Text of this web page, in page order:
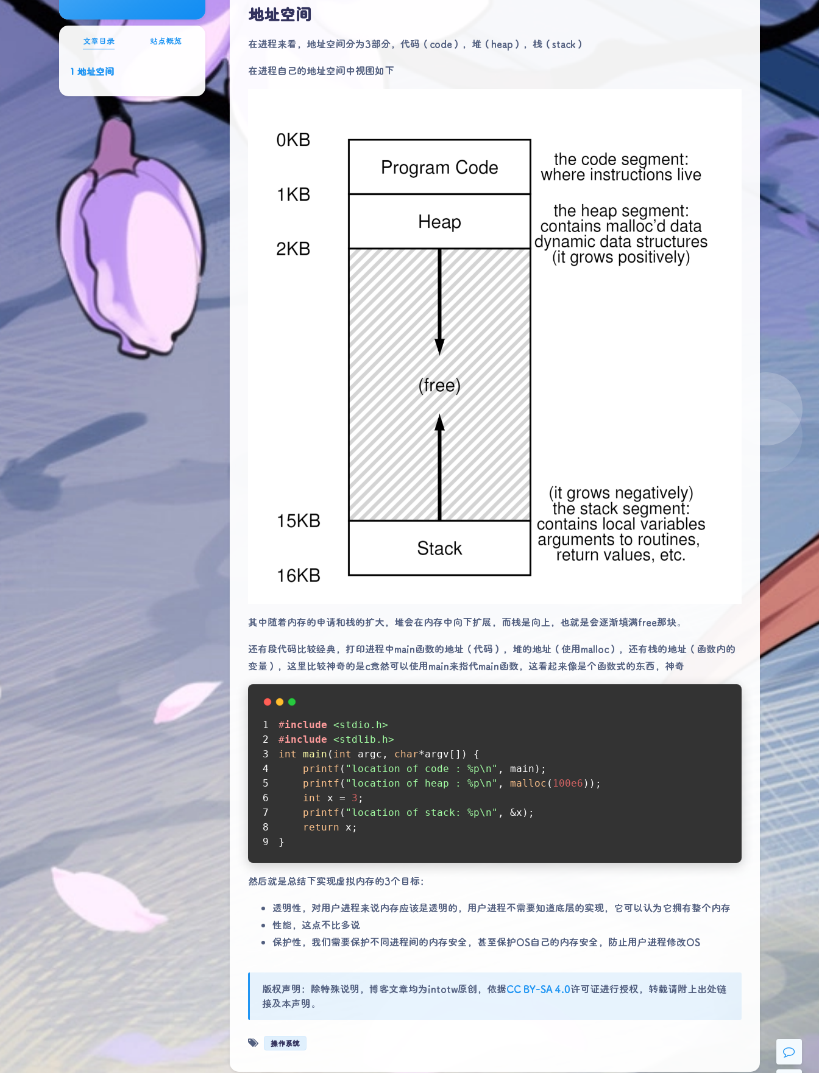
夜间模式
Sans Serif
文章目录 站点概览
地址空间
地址空间
在进程来看，地址空间分为3部分，代码（code），堆（heap），栈（stack）
在进程自己的地址空间中视图如下
其中随着内存的申请和栈的扩大，堆会在内存中向下扩展，而栈是向上，也就是会逐渐填满free那块。
还有段代码比较经典，打印进程中main函数的地址（代码），堆的地址（使用malloc），还有栈的地址（函数内的
变量），这里比较神奇的是c竟然可以使用main来指代main函数，这看起来像是个函数式的东西，神奇
#include <stdio.h>
#include <stdlib.h>
int
main ( int argc, char*argv[])
{
printf ( "location of code : %p\n" , main);
printf ( "location of heap : %p\n" , malloc ( 100e6 ));
int
x = 3 ;
printf ( "location of stack: %p\n" , &x);
return x;
}
然后就是总结下实现虚拟内存的3个目标：
透明性，对用户进程来说内存应该是透明的，用户进程不需要知道底层的实现，它可以认为它拥有整个内存
性能，这点不比多说
保护性，我们需要保护不同进程间的内存安全，甚至保护OS自己的内存安全，防止用户进程修改OS
版权声明：除特殊说明，博客文章均为intotw原创，依据CC BY-SA 4.0许可证进行授权，转载请附上出处链
接及本声明。
操作系统